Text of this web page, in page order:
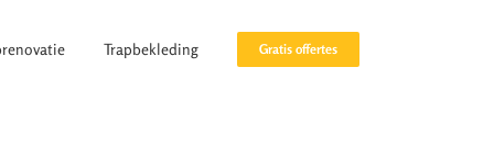
Trapbekleding Gratis offertes